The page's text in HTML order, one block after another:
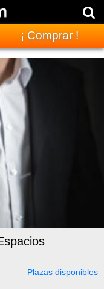
¡ Comprar !
Plazas disponibles